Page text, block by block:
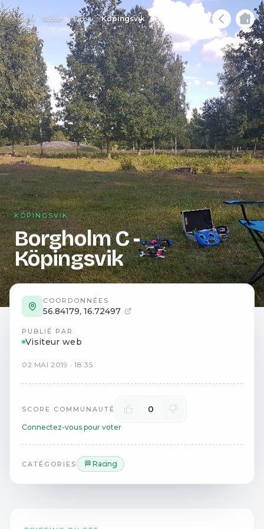
Home Suède Kalmar Köpingsvik
KÖPINGSVIK
Borgholm C -
Köpingsvik
COORDONNÉES
56.84179, 16.72497
PUBLIÉ PAR
Visiteur web
02 MAI 2019 ·18:35
SCORE COMMUNAUTÉ 0
Connectez-vous pour voter
CATÉGORIES 🏁 Racing